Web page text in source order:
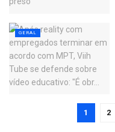
GERAL
1 2